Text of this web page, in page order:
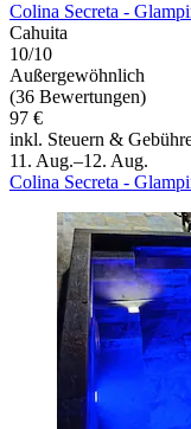
Colina Secreta -
Cahuita
10/10
Außergewöhnlich
(36 Bewertungen)
97 €
inkl. Steuern &
11. Aug.–12. Aug.
Colina Secreta -